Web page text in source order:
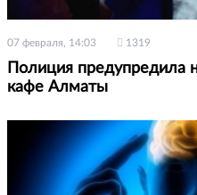
07 февраля, 14:03 1319
Полиция предупредила
кафе Алматы